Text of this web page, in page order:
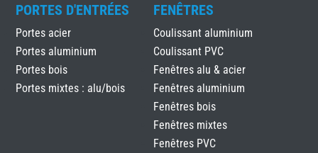
PORTES D'ENTRÉES
Portes acier
Portes aluminium
Portes bois
Portes mixtes : alu/bois
FENÊTRES
Coulissant aluminium
Coulissant PVC
Fenêtres alu & acier
Fenêtres aluminium
Fenêtres bois
Fenêtres mixtes
Fenêtres PVC